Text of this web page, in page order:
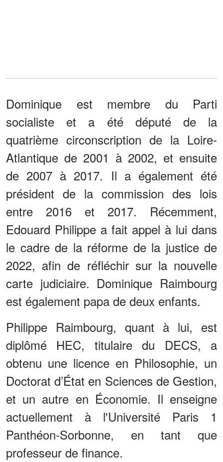
Dominique est membre du Parti
socialiste et a été député de la
quatrième circonscription de la Loire-
Atlantique de 2001 à 2002, et ensuite
de 2007 à 2017. Il a également été
président de la commission des lois
entre 2016 et 2017. Récemment,
Edouard Philippe a fait appel à lui dans
le cadre de la réforme de la justice de
2022, afin de réfléchir sur la nouvelle
carte judiciaire. Dominique Raimbourg
est également papa de deux enfants.
Philippe Raimbourg, quant à lui, est
diplômé HEC, titulaire du DECS, a
obtenu une licence en Philosophie, un
Doctorat d’État en Sciences de Gestion,
et un autre en Économie. Il enseigne
actuellement à l'Université Paris 1
Panthéon-Sorbonne, en tant que
professeur de finance.